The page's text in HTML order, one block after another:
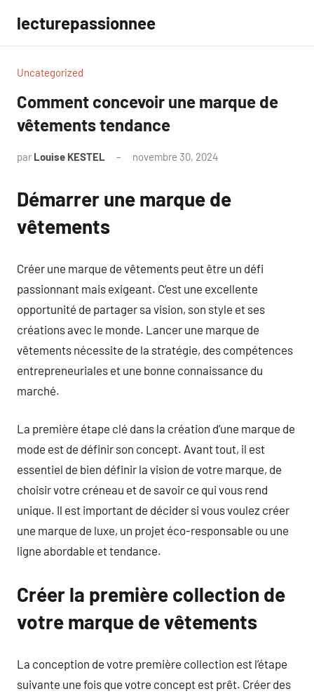
contenu
lecturepassionnee
Uncategorized
Comment concevoir une marque de
vêtements tendance
par Louise KESTEL novembre 30, 2024
Démarrer une marque de
vêtements
Créer une marque de vêtements peut être un défi
passionnant mais exigeant. C’est une excellente
opportunité de partager sa vision, son style et ses
créations avec le monde. Lancer une marque de
vêtements nécessite de la stratégie, des compétences
entrepreneuriales et une bonne connaissance du
marché.
La première étape clé dans la création d’une marque de
mode est de définir son concept. Avant tout, il est
essentiel de bien définir la vision de votre marque, de
choisir votre créneau et de savoir ce qui vous rend
unique. Il est important de décider si vous voulez créer
une marque de luxe, un projet éco-responsable ou une
ligne abordable et tendance.
Créer la première collection de
votre marque de vêtements
La conception de votre première collection est l’étape
suivante une fois que votre concept est prêt. Créer des